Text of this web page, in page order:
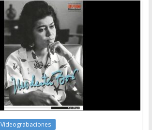
Videograbaciones